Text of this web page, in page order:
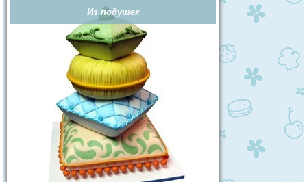
Из подушек